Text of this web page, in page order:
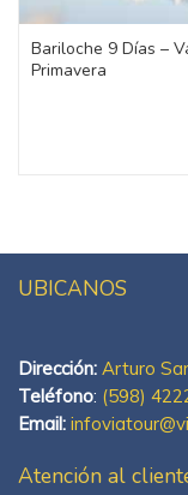
Bariloche 9 Días –
Primavera
UBICANOS
Dirección: Arturo
Teléfono: (598)
Email:
Atención al